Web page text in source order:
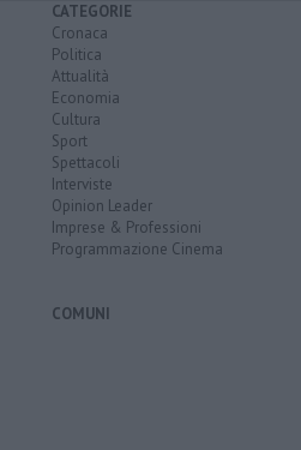
CATEGORIE
Cronaca
Politica
Attualità
Economia
Cultura
Sport
Spettacoli
Interviste
Opinion Leader
Imprese & Professioni
Programmazione Cinema
COMUNI